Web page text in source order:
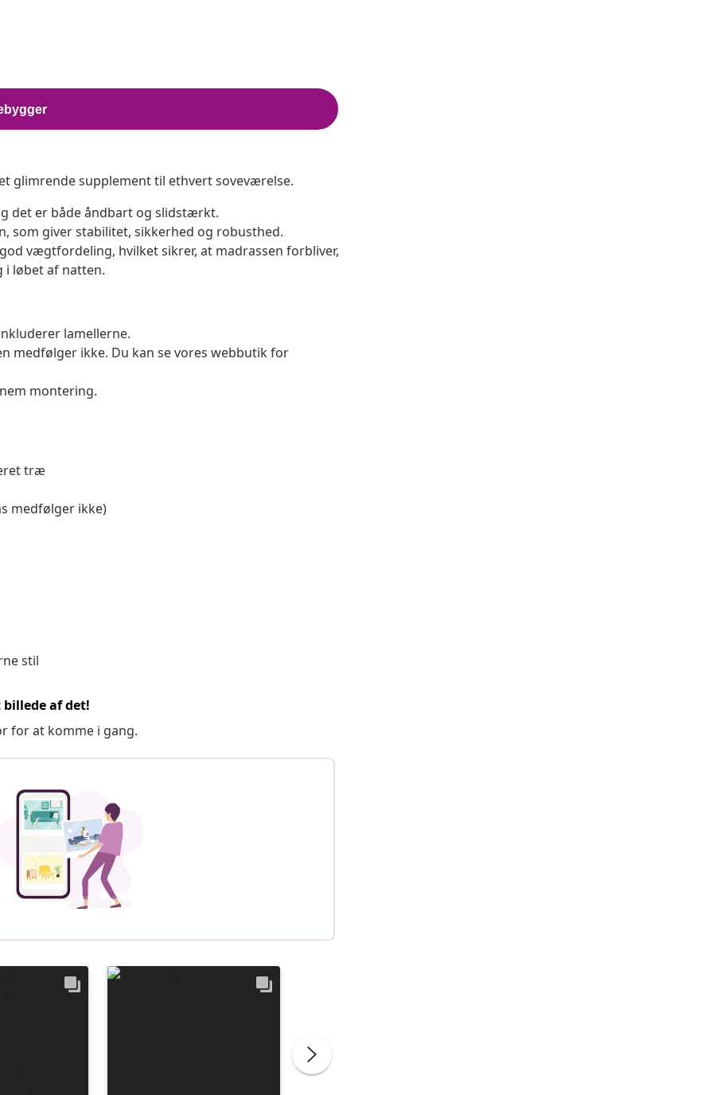
glimrende supplement til ethvert soveværelse.
det er både åndbart og slidstærkt.
som giver stabilitet, sikkerhed og robusthed.
vægtfordeling, hvilket sikrer, at madrassen forbliver,
i løbet af natten.
lamellerne.
medfølger ikke. Du kan se vores webbutik for
montering.
træ
medfølger ikke)
stil
af det!
for at komme i gang.